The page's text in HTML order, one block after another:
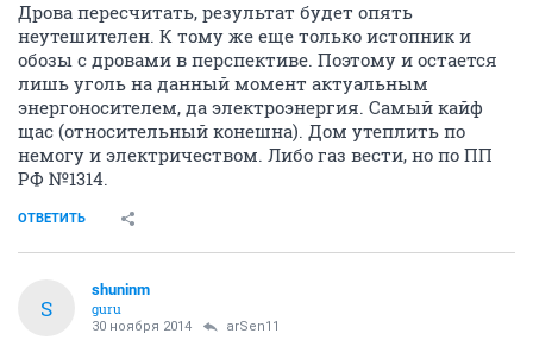
Дрова пересчитать, результат будет опять
неутешителен. К тому же еще только истопник и
обозы с дровами в перспективе. Поэтому и остается
лишь уголь на данный момент актуальным
энергоносителем, да электроэнергия. Самый кайф
щас (относительный конешна). Дом утеплить по
немогу и электричеством. Либо газ вести, но по ПП
РФ №1314.
ОТВЕТИТЬ
S
shuninm
guru
30 ноября 2014 arSen11